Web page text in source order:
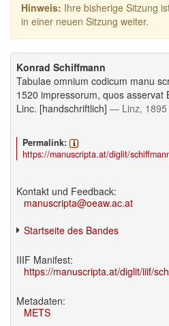
Hinweis: Ihre bisherige Sitzung
in einer neuen Sitzung weiter.
Konrad Schiffmann
Tabulae omnium codicum manu
1520 impressorum, quos asservat
Linc. [handschriftlich] — Linz, 1895
Permalink:
https://manuscripta.at/diglit/
Kontakt und Feedback:
manuscripta@oeaw.ac.at
Startseite des Bandes
IIIF Manifest:
https://manuscripta.at/diglit/iiif/
Metadaten:
METS